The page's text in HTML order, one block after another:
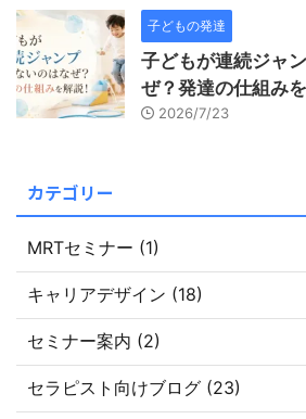
子どもの発達
子どもが連続ジャ
ぜ？発達の仕組みを
2026/7/23
カテゴリー
MRTセミナー (1)
キャリアデザイン (18)
セミナー案内 (2)
セラピスト向けブログ (23)